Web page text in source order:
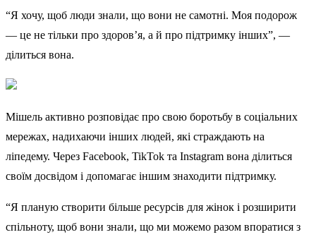
“Я хочу, щоб люди знали, що вони не самотні. Моя подорож
— це не тільки про здоров’я, а й про підтримку інших”, —
ділиться вона.
Мішель активно розповідає про свою боротьбу в соціальних
мережах, надихаючи інших людей, які страждають на
ліпедему. Через Facebook, TikTok та Instagram вона ділиться
своїм досвідом і допомагає іншим знаходити підтримку.
“Я планую створити більше ресурсів для жінок і розширити
спільноту, щоб вони знали, що ми можемо разом впоратися з